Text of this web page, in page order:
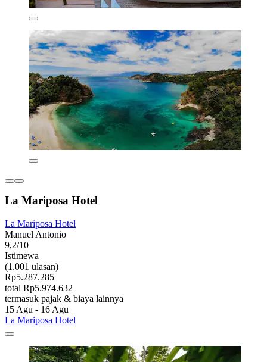
La Mariposa Hotel
La Mariposa Hotel
Manuel Antonio
9,2/10
Istimewa
(1.001 ulasan)
Rp5.287.285
total Rp5.974.632
termasuk pajak & biaya lainnya
15 Agu - 16 Agu
La Mariposa Hotel